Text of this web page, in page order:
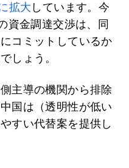
拡大 しています。今
資金調達交渉は、同
コミットしているか
しょう。
主導の機関から排除
国は（透明性が低い
すい代替案を提供し